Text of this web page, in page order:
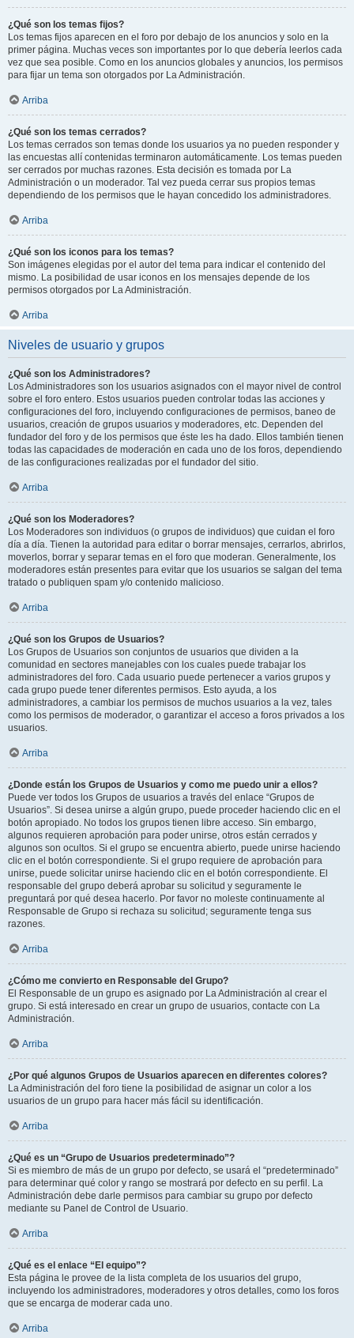
¿Qué son los temas fijos?
Los temas fijos aparecen en el foro por debajo de los anuncios y solo en la
primer página. Muchas veces son importantes por lo que debería leerlos cada
vez que sea posible. Como en los anuncios globales y anuncios, los permisos
para fijar un tema son otorgados por La Administración.
Arriba
¿Qué son los temas cerrados?
Los temas cerrados son temas donde los usuarios ya no pueden responder y
las encuestas allí contenidas terminaron automáticamente. Los temas pueden
ser cerrados por muchas razones. Esta decisión es tomada por La
Administración o un moderador. Tal vez pueda cerrar sus propios temas
dependiendo de los permisos que le hayan concedido los administradores.
Arriba
¿Qué son los iconos para los temas?
Son imágenes elegidas por el autor del tema para indicar el contenido del
mismo. La posibilidad de usar iconos en los mensajes depende de los
permisos otorgados por La Administración.
Arriba
Niveles de usuario y grupos
¿Qué son los Administradores?
Los Administradores son los usuarios asignados con el mayor nivel de control
sobre el foro entero. Estos usuarios pueden controlar todas las acciones y
configuraciones del foro, incluyendo configuraciones de permisos, baneo de
usuarios, creación de grupos usuarios y moderadores, etc. Dependen del
fundador del foro y de los permisos que éste les ha dado. Ellos también tienen
todas las capacidades de moderación en cada uno de los foros, dependiendo
de las configuraciones realizadas por el fundador del sitio.
Arriba
¿Qué son los Moderadores?
Los Moderadores son individuos (o grupos de individuos) que cuidan el foro
día a día. Tienen la autoridad para editar o borrar mensajes, cerrarlos, abrirlos,
moverlos, borrar y separar temas en el foro que moderan. Generalmente, los
moderadores están presentes para evitar que los usuarios se salgan del tema
tratado o publiquen spam y/o contenido malicioso.
Arriba
¿Qué son los Grupos de Usuarios?
Los Grupos de Usuarios son conjuntos de usuarios que dividen a la
comunidad en sectores manejables con los cuales puede trabajar los
administradores del foro. Cada usuario puede pertenecer a varios grupos y
cada grupo puede tener diferentes permisos. Esto ayuda, a los
administradores, a cambiar los permisos de muchos usuarios a la vez, tales
como los permisos de moderador, o garantizar el acceso a foros privados a los
usuarios.
Arriba
¿Donde están los Grupos de Usuarios y como me puedo unir a ellos?
Puede ver todos los Grupos de usuarios a través del enlace “Grupos de
Usuarios”. Si desea unirse a algún grupo, puede proceder haciendo clic en el
botón apropiado. No todos los grupos tienen libre acceso. Sin embargo,
algunos requieren aprobación para poder unirse, otros están cerrados y
algunos son ocultos. Si el grupo se encuentra abierto, puede unirse haciendo
clic en el botón correspondiente. Si el grupo requiere de aprobación para
unirse, puede solicitar unirse haciendo clic en el botón correspondiente. El
responsable del grupo deberá aprobar su solicitud y seguramente le
preguntará por qué desea hacerlo. Por favor no moleste continuamente al
Responsable de Grupo si rechaza su solicitud; seguramente tenga sus
razones.
Arriba
¿Cómo me convierto en Responsable del Grupo?
El Responsable de un grupo es asignado por La Administración al crear el
grupo. Si está interesado en crear un grupo de usuarios, contacte con La
Administración.
Arriba
¿Por qué algunos Grupos de Usuarios aparecen en diferentes colores?
La Administración del foro tiene la posibilidad de asignar un color a los
usuarios de un grupo para hacer más fácil su identificación.
Arriba
¿Qué es un “Grupo de Usuarios predeterminado”?
Si es miembro de más de un grupo por defecto, se usará el “predeterminado”
para determinar qué color y rango se mostrará por defecto en su perfil. La
Administración debe darle permisos para cambiar su grupo por defecto
mediante su Panel de Control de Usuario.
Arriba
¿Qué es el enlace “El equipo”?
Esta página le provee de la lista completa de los usuarios del grupo,
incluyendo los administradores, moderadores y otros detalles, como los foros
que se encarga de moderar cada uno.
Arriba